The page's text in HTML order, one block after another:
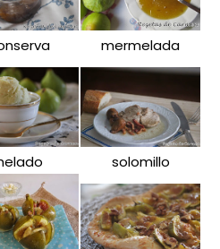
mermelada
solomillo